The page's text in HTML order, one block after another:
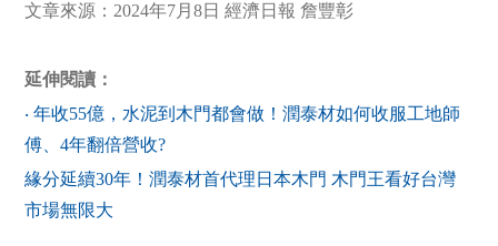
文章來源：2024年7月8日 經濟日報 詹豐彰
延伸閱讀：
‧ 年收55億，水泥到木門都會做！潤泰材如何收服工地師
傅、4年翻倍營收?
緣分延續30年！潤泰材首代理日本木門 木門王看好台灣
市場無限大